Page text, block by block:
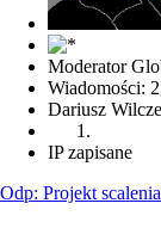
Moderator
Wiadomości:
Dariusz
IP zapisane
Odp: Projekt